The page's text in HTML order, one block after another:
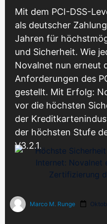
One-Click-Zahlungen
Kundenfreundliche
Eindeutige Zuordnung
Gesplittete Zahlungen
Für Marktplätze und
Payment to go für
Fertige Zahlungs-Plugins
Cashback
Treuhandkonten
Schutz vor Insolven
Monitoring und
Echtzeit-Überwachung
Plattform für Erfolg
SaaS mit bester
Rechenzentren
Modern, sicher,
PCI-DSS-Zertifizierung
Höchste Sicherheitsstufe
Allianz für Cyber-
Marktplatz und
Unsere Full-Service-
Abrechnung und
Netto oder Brutto
Steuer-
Umsatz- und
Support für Endkunden
Beratung und
Problemlose
Mit dem PCI-DSS-
als deutscher
Jahren für
und Sicherheit. Wie
Novalnet nun erneut
Anforderungen des
gestellt. Mit Erfolg:
vor die höchsten
der
der höchsten Stufe
V3.2.1.
Marco M. Runge